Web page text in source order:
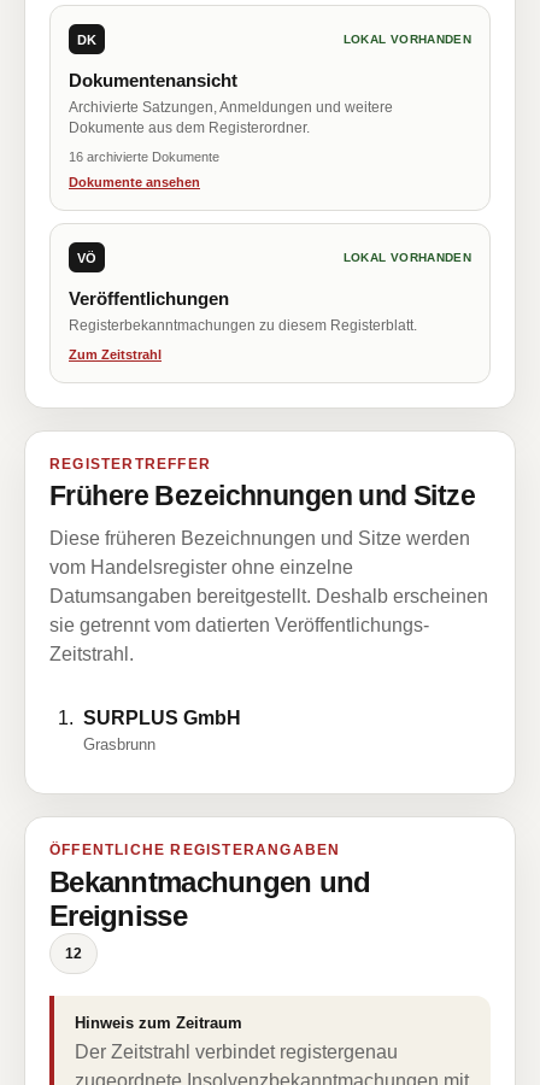
DK LOKAL VORHANDEN
Dokumentenansicht
Archivierte Satzungen, Anmeldungen und weitere
Dokumente aus dem Registerordner.
16 archivierte Dokumente
Dokumente ansehen
VÖ LOKAL VORHANDEN
Veröffentlichungen
Registerbekanntmachungen zu diesem Registerblatt.
Zum Zeitstrahl
REGISTERTREFFER
Frühere Bezeichnungen und Sitze
Diese früheren Bezeichnungen und Sitze werden
vom Handelsregister ohne einzelne
Datumsangaben bereitgestellt. Deshalb erscheinen
sie getrennt vom datierten Veröffentlichungs-
Zeitstrahl.
SURPLUS GmbH
Grasbrunn
ÖFFENTLICHE REGISTERANGABEN
Bekanntmachungen und
Ereignisse
12
Hinweis zum Zeitraum
Der Zeitstrahl verbindet registergenau
zugeordnete Insolvenzbekanntmachungen mit